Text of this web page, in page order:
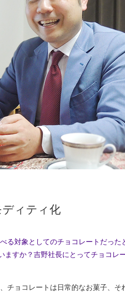
ィティ化
る対象としてのチョコレートだった
ますか？吉野社長にとってチョコレ
チョコレートは日常的なお菓子、そ